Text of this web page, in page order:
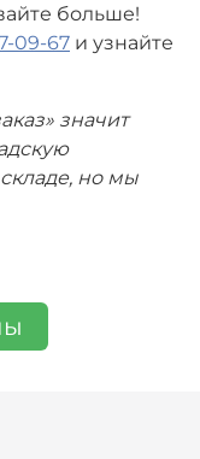
больше!
09-67 и узнайте
значит
но мы